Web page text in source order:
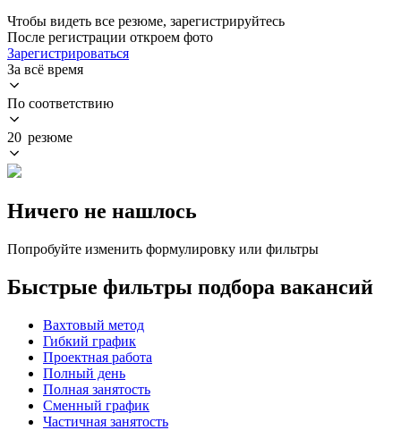
Чтобы видеть все резюме, зарегистрируйтесь
После регистрации откроем фото
Зарегистрироваться
За всё время
По соответствию
20 резюме
Ничего не нашлось
Попробуйте изменить формулировку или фильтры
Быстрые фильтры подбора вакансий
Вахтовый метод
Гибкий график
Проектная работа
Полный день
Полная занятость
Сменный график
Частичная занятость